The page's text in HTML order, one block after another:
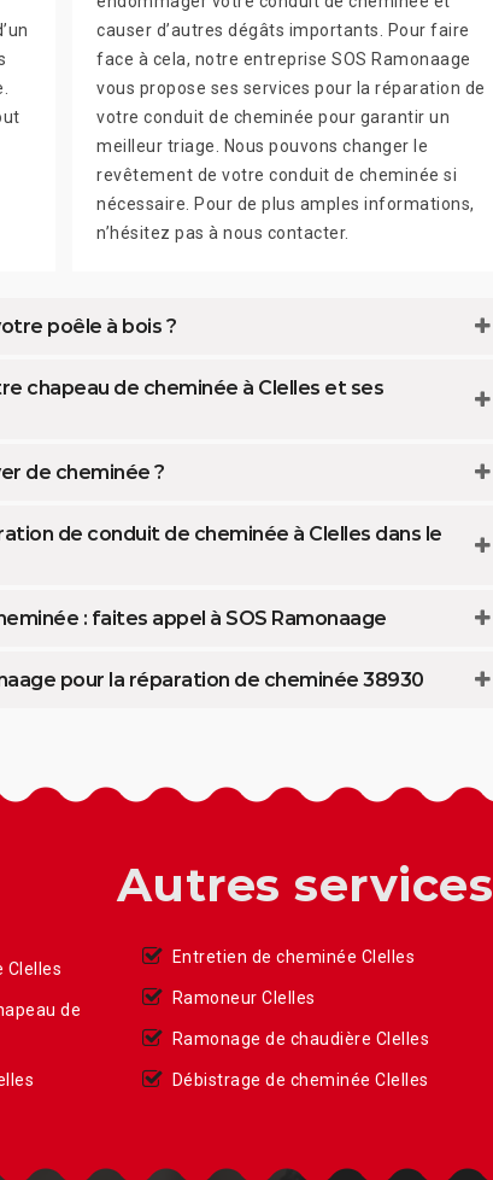
causer d’autres dégâts importants. Pour faire
face à cela, notre entreprise SOS Ramonaage
vous propose ses services pour la réparation de
votre conduit de cheminée pour garantir un
meilleur triage. Nous pouvons changer le
revêtement de votre conduit de cheminée si
nécessaire. Pour de plus amples informations,
n’hésitez pas à nous contacter.
poêle à bois ?
chapeau de cheminée à Clelles et ses
de cheminée ?
de conduit de cheminée à Clelles dans le
: faites appel à SOS Ramonaage
pour la réparation de cheminée 38930
Autres services
Clelles
de
Entretien de cheminée Clelles
Ramoneur Clelles
Ramonage de chaudière Clelles
Débistrage de cheminée Clelles